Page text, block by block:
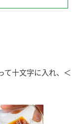
て十文字に入れ、＜